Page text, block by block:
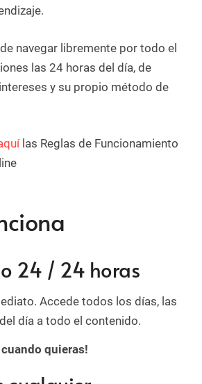
navegar libremente por todo el
las 24 horas del día, de
y su propio método de
las Reglas de Funcionamiento
24 / 24 horas
Accede todos los días, las
día a todo el contenido.
cuando quieras!